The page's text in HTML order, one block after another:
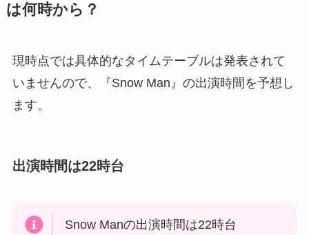
は何時から？
現時点では具体的なタイムテーブルは発表されて
いませんので、『Snow Man』の出演時間を予想し
ます。
出演時間は22時台
Snow Manの出演時間は22時台